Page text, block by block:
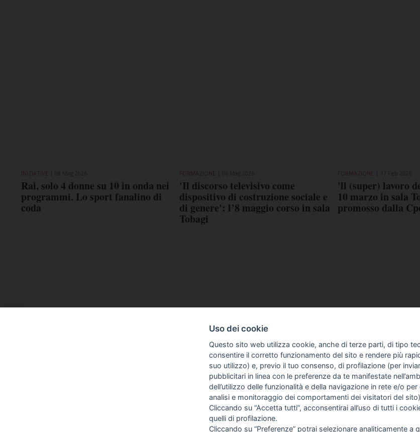
INIZIATIVE
Rai, solo 4 donne su 10 in onda nei
programmi. Lo sport fanalino di
coda
FORMAZIONE
'Il discorso televisivo come
dispositivo di costruzione sociale e
di genere': l’8 maggio corso in sala
Tobagi
FORMAZIONE
'll (super) lavoro
10 marzo in sala
promosso dalla
COME TI SENTI?
Uso dei cookie
Questo sito web utilizza cookie, anche di terze parti, di tipo
consentire il corretto funzionamento del sito e rendere più
suo utilizzo) e, previo il tuo consenso, di profilazione (per
pubblicitari in linea con le preferenze da te manifestate
dell’utilizzo delle funzionalità e della navigazione in rete e/o
analisi e monitoraggio dei comportamenti dei visitatori del
Cliccando su “Accetta tutti”, acconsentirai all’uso di tutti i
quelli di profilazione.
Cliccando su “Preferenze” potrai selezionare analiticamente a